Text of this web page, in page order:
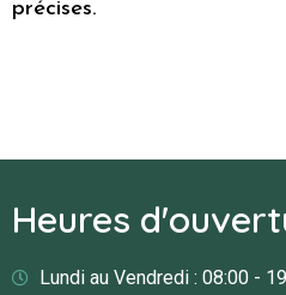
Heures
Lundi au Vendredi : 08:00 -